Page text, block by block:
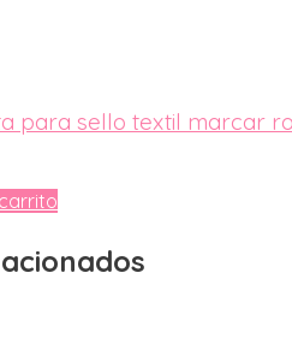
para sello textil marcar